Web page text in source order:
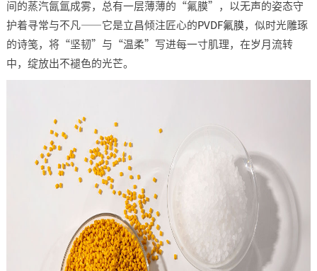
间的蒸汽氤氲成雾，总有一层薄薄的“氟膜”，以无声的姿态守
护着寻常与不凡——它是立昌倾注匠心的 PVDF氟膜，似时光雕琢
的诗笺，将“坚韧”与“温柔”写进每一寸肌理，在岁月流转
中，绽放出不褪色的光芒。​